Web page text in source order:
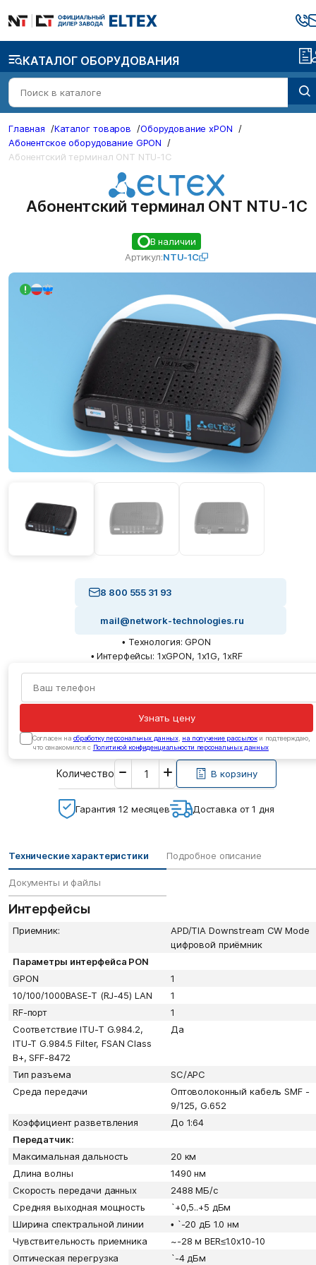
КАТАЛОГ ОБОРУДОВАНИЯ
Главная /Каталог товаров /Оборудование xPON
/
Абонентское оборудование GPON
/
Абонентский терминал ONT NTU-1C
Абонентский терминал ONT NTU-1C
В наличии
Артикул:NTU-1C
8 800 555 31 93
mail@network-technologies.ru
• Технология: GPON
• Интерфейсы: 1xGPON, 1x1G, 1xRF
Узнать цену
Cогласен на обработку персональных данных, на получение рассылоки подтверждаю,
что ознакомился с Политикой конфиденциальности персональных данных
Количество
Введите
необходимое
количество
В корзину
Гарантия 12 месяцев Доставка от 1 дня
Технические характеристики Подробное описание
Документы и файлы
Интерфейсы
Приемник:
APD/TIA Downstream CW Mode
цифровой приёмник
Параметры интерфейса PON
GPON
1
10/100/1000BASE-T (RJ-45) LAN
1
RF-порт
1
Соответствие ITU-T G.984.2,
ITU-T G.984.5 Filter, FSAN Class
B+, SFF-8472
Да
Тип разъема
SC/APC
Среда передачи
Оптоволоконный кабель SMF -
9/125, G.652
Коэффициент разветвления
До 1:64
Передатчик:
Максимальная дальность
20 км
Длина волны
1490 нм
Скорость передачи данных
2488 МБ/с
Средняя выходная мощность
`+0,5..+5 дБм
Ширина спектральной линии
• `-20 дБ 1.0 нм
Чувствительность приемника
~-28 м BER≤1.0x10-10
Оптическая перегрузка
`-4 дБм